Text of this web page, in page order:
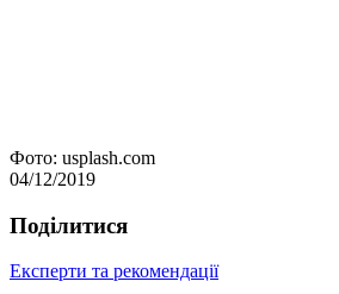
Фото: usplash.com
04/12/2019
Подiлитися
Експерти та рекомендації